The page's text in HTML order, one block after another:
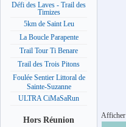
Défi des Laves - Trail des
Timizes
5km de Saint Leu
La Boucle Parapente
Trail Tour Ti Benare
Trail des Trois Pitons
Foulée Sentier Littoral de
Sainte-Suzanne
ULTRA CiMaSaRun
Hors Réunion Afficher